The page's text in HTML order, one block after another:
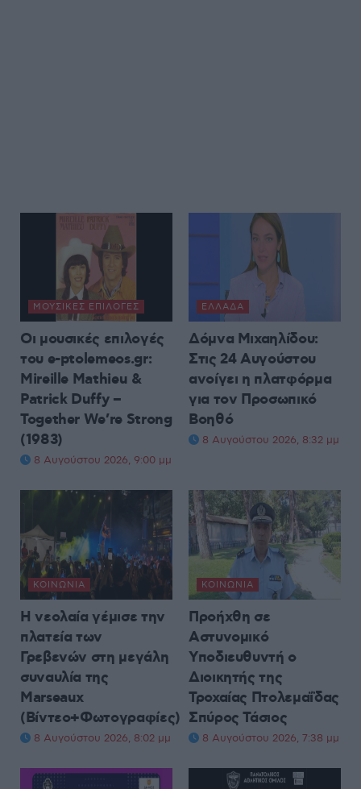
ΜΟΥΣΙΚΈΣ ΕΠΙΛΟΓΈΣ
Οι μουσικές επιλογές
του e-ptolemeos.gr:
Mireille Mathieu &
Patrick Duffy –
Together We’re Strong
(1983)
8 Αυγούστου 2026, 9:00 μμ
ΕΛΛΆΔΑ
Δόμνα Μιχαηλίδου:
Στις 24 Αυγούστου
ανοίγει η πλατφόρμα
για τον Προσωπικό
Βοηθό
8 Αυγούστου 2026, 8:32 μμ
ΚΟΙΝΩΝΊΑ
Η νεολαία γέμισε την
πλατεία των
Γρεβενών στη μεγάλη
συναυλία της
Marseaux
(Βίντεο+Φωτογραφίες)
8 Αυγούστου 2026, 8:02 μμ
ΚΟΙΝΩΝΊΑ
Προήχθη σε
Αστυνομικό
Υποδιευθυντή ο
Διοικητής της
Τροχαίας Πτολεμαΐδας
Σπύρος Τάσιος
8 Αυγούστου 2026, 7:38 μμ